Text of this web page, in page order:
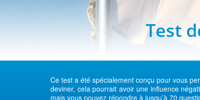
Test
Ce test a été spécialement conçu pour vous
deviner, cela pourrait avoir une influence
mais vous pouvez répondre à jusqu’à 70